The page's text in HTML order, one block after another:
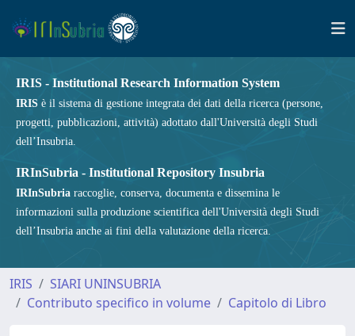
IRIS - Institutional Research Information System
IRIS è il sistema di gestione integrata dei dati della ricerca (persone,
progetti, pubblicazioni, attività) adottato dall'Università degli Studi
dell’Insubria.
IRInSubria - Institutional Repository Insubria
IRInSubria raccoglie, conserva, documenta e dissemina le
informazioni sulla produzione scientifica dell'Università degli Studi
dell’Insubria anche ai fini della valutazione della ricerca.
IRIS
SIARI UNINSUBRIA
Contributo specifico in volume
Capitolo di Libro